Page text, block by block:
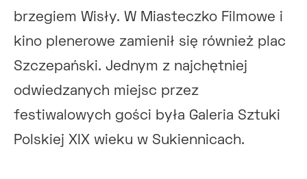
brzegiem Wisły. W Miasteczko Filmowe i
kino plenerowe zamienił się również plac
Szczepański. Jednym z najchętniej
odwiedzanych miejsc przez
festiwalowych gości była Galeria Sztuki
Polskiej XIX wieku w Sukiennicach.